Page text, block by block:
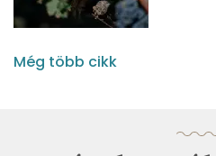
Még több cikk